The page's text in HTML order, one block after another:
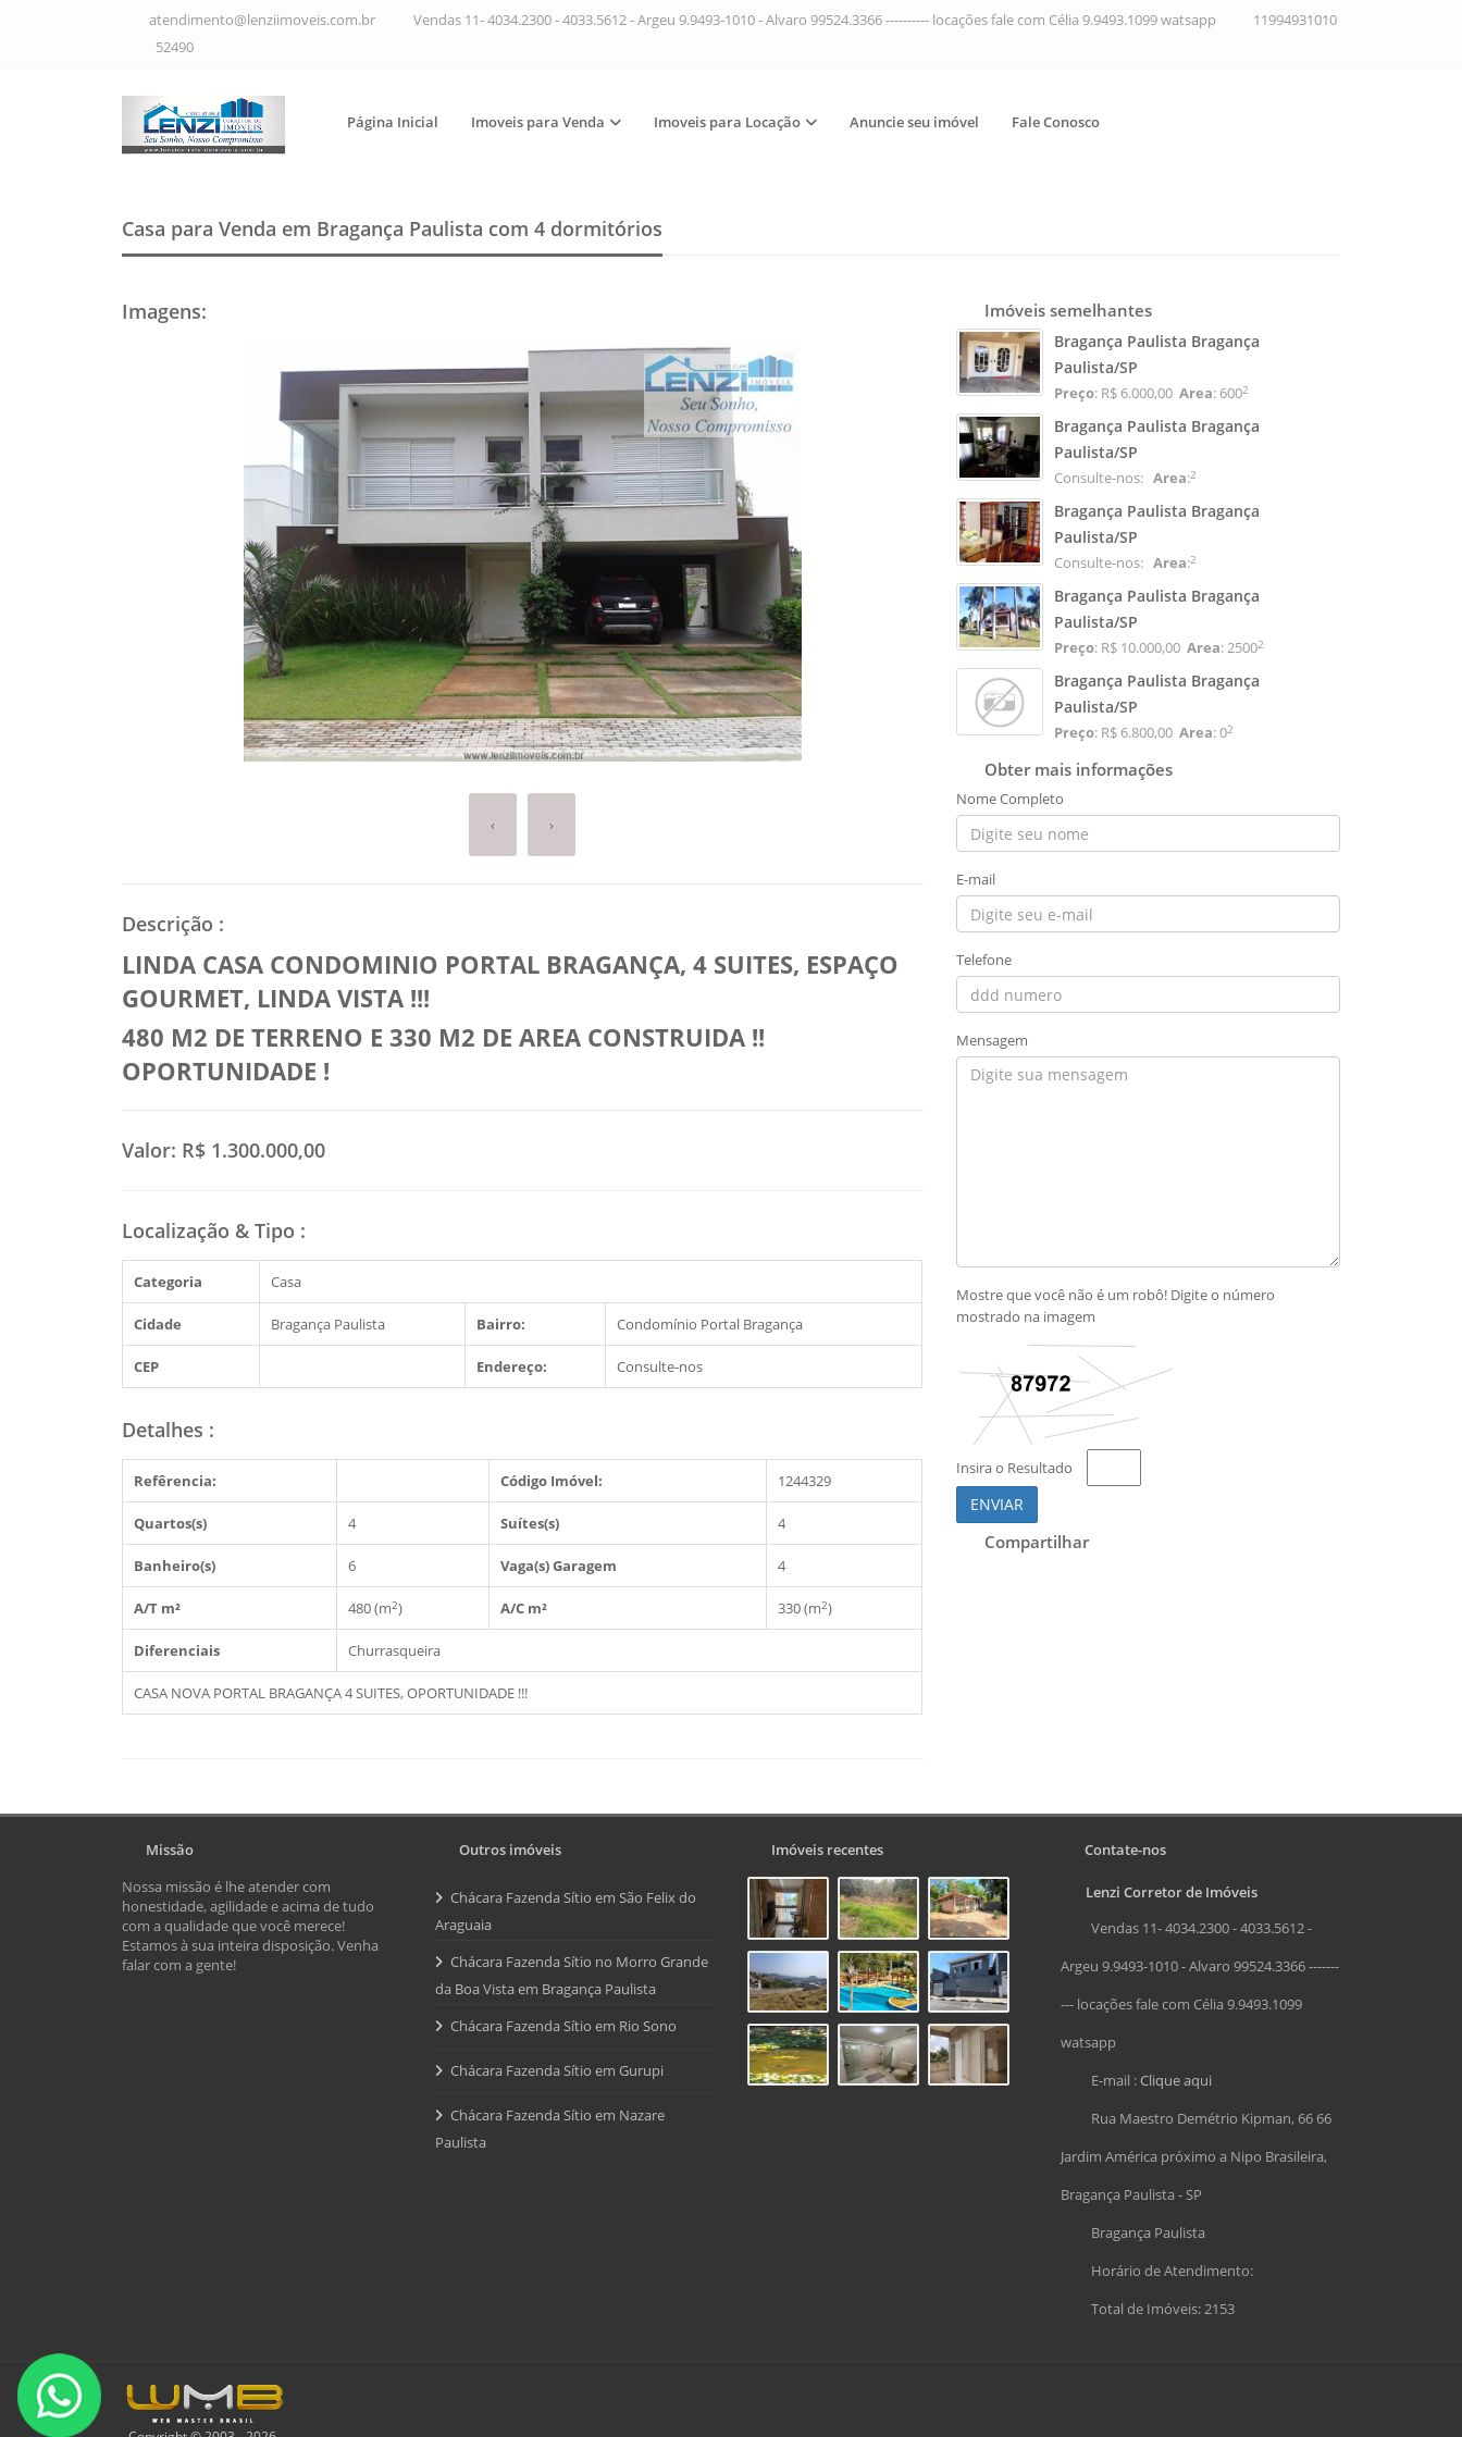
atendimento@lenziimoveis.com.br Vendas 11- 4034.2300 - 4033.5612 - Argeu 9.9493-1010 - Alvaro 99524.3366 ---------- locações fale com Célia 9.9493.1099 watsapp
11994931010
52490
Página Inicial Imoveis para Venda Imoveis para Locação Anuncie seu imóvel Fale Conosco
Casa para Venda em Bragança Paulista com 4 dormitórios
Imagens:
‹ ›
Descrição :
LINDA CASA CONDOMINIO PORTAL BRAGANÇA, 4 SUITES, ESPAÇO
GOURMET, LINDA VISTA !!!
480 M2 DE TERRENO E 330 M2 DE AREA CONSTRUIDA !!
OPORTUNIDADE !
Valor: R$ 1.300.000,00
Localização & Tipo :
Categoria Casa
Cidade Bragança Paulista Bairro: Condomínio Portal Bragança
CEP Endereço: Consulte-nos
Detalhes :
Refêrencia: Código Imóvel: 1244329
Quartos(s) 4 Suítes(s) 4
Banheiro(s) 6 Vaga(s) Garagem 4
A/T m² 480 (m2) A/C m² 330 (m2)
Diferenciais Churrasqueira
CASA NOVA PORTAL BRAGANÇA 4 SUITES, OPORTUNIDADE !!!
Imóveis semelhantes
Bragança Paulista Bragança
Paulista/SP
Preço: R$ 6.000,00 Area: 6002
Bragança Paulista Bragança
Paulista/SP
Consulte-nos: Area:2
Bragança Paulista Bragança
Paulista/SP
Consulte-nos: Area:2
Bragança Paulista Bragança
Paulista/SP
Preço: R$ 10.000,00 Area: 25002
Bragança Paulista Bragança
Paulista/SP
Preço: R$ 6.800,00 Area: 02
Obter mais informações
Nome Completo
E-mail
Telefone
Mensagem
Mostre que você não é um robô! Digite o número
mostrado na imagem
Insira o Resultado
ENVIAR
Compartilhar
Missão
Nossa missão é lhe atender com
honestidade, agilidade e acima de tudo
com a qualidade que você merece!
Estamos à sua inteira disposição. Venha
falar com a gente!
Outros imóveis
Chácara Fazenda Sítio em São Felix do
Araguaia
Chácara Fazenda Sítio no Morro Grande
da Boa Vista em Bragança Paulista
Chácara Fazenda Sítio em Rio Sono
Chácara Fazenda Sítio em Gurupi
Chácara Fazenda Sítio em Nazare
Paulista
Imóveis recentes Contate-nos
Lenzi Corretor de Imóveis
Vendas 11- 4034.2300 - 4033.5612 -
Argeu 9.9493-1010 - Alvaro 99524.3366 -------
--- locações fale com Célia 9.9493.1099
watsapp
E-mail :Clique aqui
Rua Maestro Demétrio Kipman, 66 66
Jardim América próximo a Nipo Brasileira,
Bragança Paulista - SP
Bragança Paulista
Horário de Atendimento:
Total de Imóveis: 2153